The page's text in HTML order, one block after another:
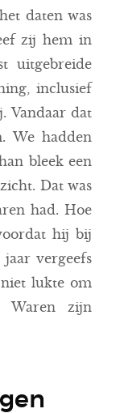
daten was
zij hem in
uitgebreide
inclusief
Vandaar dat
We hadden
bleek een
Dat was
had. Hoe
hij bij
vergeefs
lukte om
Waren zijn